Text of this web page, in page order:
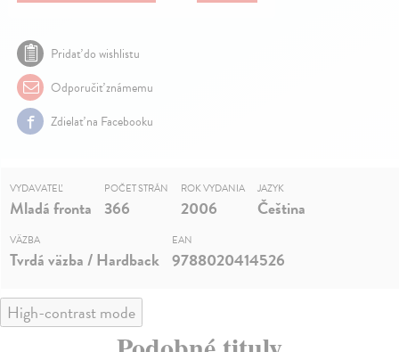
Pridať do wishlistu
Odporučiť známemu
Zdielať na Facebooku
VYDAVATEĽ
Mladá fronta
POČET STRÁN
366
ROK VYDANIA
2006
JAZYK
Čeština
VÄZBA
Tvrdá väzba / Hardback
EAN
9788020414526
High-contrast mode